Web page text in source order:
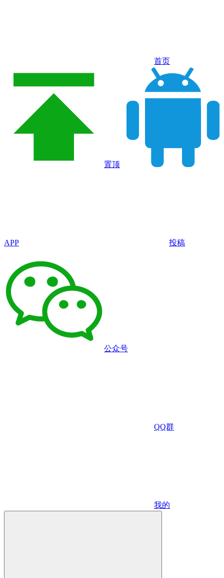
首页
置顶
APP 投稿
公众号
QQ群
我的